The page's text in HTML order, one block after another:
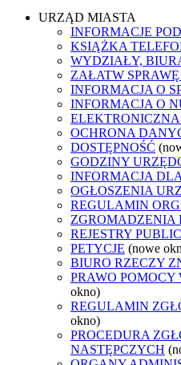
URZĄD MIASTA
INFORMACJE
KSIĄŻKA
WYDZIAŁY,
ZAŁATW
INFORMACJA O
INFORMACJA O
OCHRONA
DOSTĘPNOŚĆ
GODZINY
INFORMACJA
OGŁOSZENIA
REGULAMIN
ZGROMADZENIA
REJESTRY
PETYCJE (nowe
BIURO RZECZY
PRAWO
okno)
REGULAMIN
okno)
PROCEDURA
NASTĘPCZYCH